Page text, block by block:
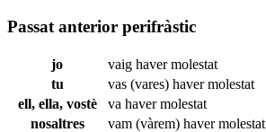
Passat anterior perifràstic
jo vaig havermolestat
tu
vas (vares) havermolestat
ell, ella, vostè
va havermolestat
nosaltres
vam (vàrem) havermolestat